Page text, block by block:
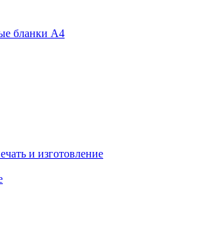
бланки А4
и изготовление